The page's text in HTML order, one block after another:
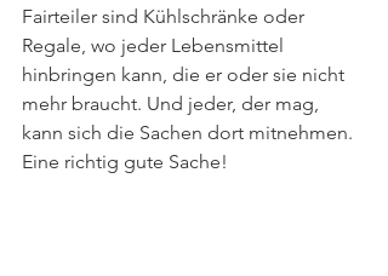
Fairteiler sind Kühlschränke oder
Regale, wo jeder Lebensmittel
hinbringen kann, die er oder sie nicht
mehr braucht. Und jeder, der mag,
kann sich die Sachen dort mitnehmen.
Eine richtig gute Sache!